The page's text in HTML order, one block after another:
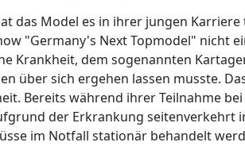
das Model es in ihrer jungen
"Germany's Next Topmodel" nicht
Krankheit, dem sogenannten
über sich ergehen lassen musste.
Bereits während ihrer Teilnahme
der Erkrankung seitenverkehrt
im Notfall stationär behandelt